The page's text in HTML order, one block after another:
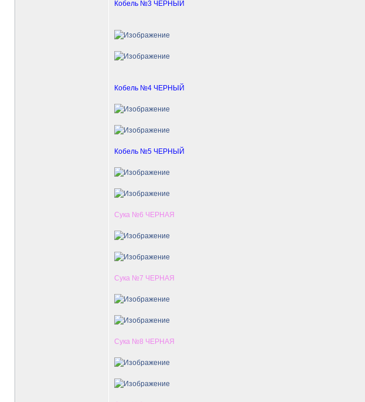
Кобель №3 ЧЕРНЫЙ
Кобель №4 ЧЕРНЫЙ
Кобель №5 ЧЕРНЫЙ
Сука №6 ЧЕРНАЯ
Сука №7 ЧЕРНАЯ
Сука №8 ЧЕРНАЯ